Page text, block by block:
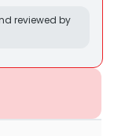
reviewed by